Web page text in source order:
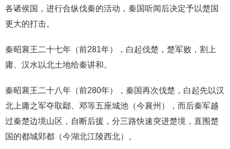
各诸侯国，进行合纵伐秦的活动，秦国听闻后决定予以楚国
更大的打击。
秦昭襄王二十七年（前281年），白起伐楚，楚军败，割上
庸、汉水以北土地给秦讲和。
秦昭襄王二十八年（前280年），秦国再次伐楚，白起先以汉
北上庸之军夺取鄢、邓等五座城池（今襄州），而后秦军越
过秦楚边境山区，自断后援，分三路快速突进楚境，直围楚
国的都城郢都（今湖北江陵西北）。